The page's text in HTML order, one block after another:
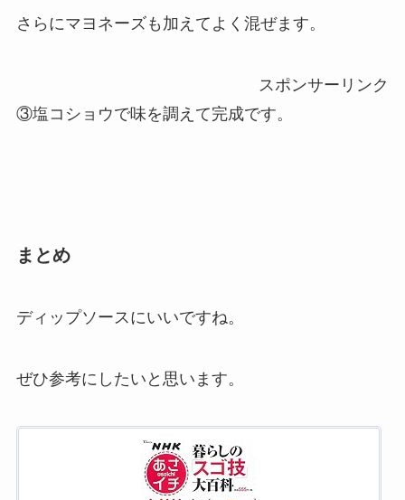
さらにマヨネーズも加えてよく混ぜます。
スポンサーリンク
③塩コショウで味を調えて完成です。
まとめ
ディップソースにいいですね。
ぜひ参考にしたいと思います。